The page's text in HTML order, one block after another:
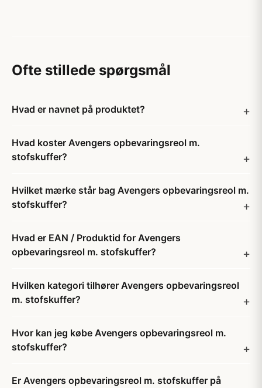
Ofte stillede spørgsmål
Hvad er navnet på produktet?
Hvad koster Avengers opbevaringsreol m.
stofskuffer?
Hvilket mærke står bag Avengers opbevaringsreol m.
stofskuffer?
Hvad er EAN / Produktid for Avengers
opbevaringsreol m. stofskuffer?
Hvilken kategori tilhører Avengers opbevaringsreol
m. stofskuffer?
Hvor kan jeg købe Avengers opbevaringsreol m.
stofskuffer?
Er Avengers opbevaringsreol m. stofskuffer på